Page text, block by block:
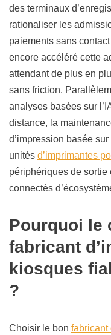
des terminaux
rationaliser les
paiements sans
encore accéléré cette
attendant de plus en
sans friction.
analyses basées sur
distance, la
d’impression basée
unités d’imprimantes
périphériques de
connectés
Pourquoi le
fabricant
kiosques
?
Choisir le bon fabricant